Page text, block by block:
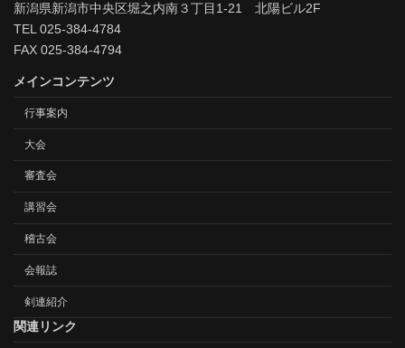
新潟県新潟市中央区堀之内南３丁目1-21 北陽ビル2F
TEL 025-384-4784
FAX 025-384-4794
メインコンテンツ
行事案内
大会
審査会
講習会
稽古会
会報誌
剣連紹介
関連リンク